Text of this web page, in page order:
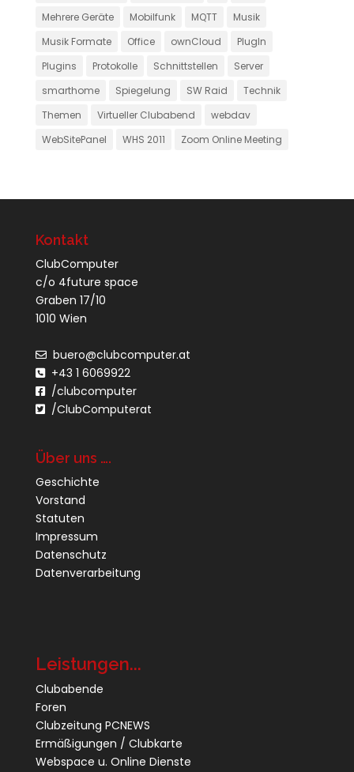
Mehrere Geräte
Mobilfunk MQTT
Musik
Musik Formate
Office ownCloud
PlugIn
Plugins
Protokolle Schnittstellen
Server
smarthome
Spiegelung SW Raid
Technik
Themen
Virtueller Clubabend
webdav
WebSitePanel
WHS 2011 Zoom Online Meeting
Kontakt
ClubComputer
c/o 4future space
Graben 17/10
1010 Wien
buero@clubcomputer.at
+43 1 6069922
/clubcomputer
/ClubComputerat
Über uns ….
Geschichte
Vorstand
Statuten
Impressum
Datenschutz
Datenverarbeitung
Leistungen...
Clubabende
Foren
Clubzeitung PCNEWS
Ermäßigungen / Clubkarte
Webspace u. Online Dienste